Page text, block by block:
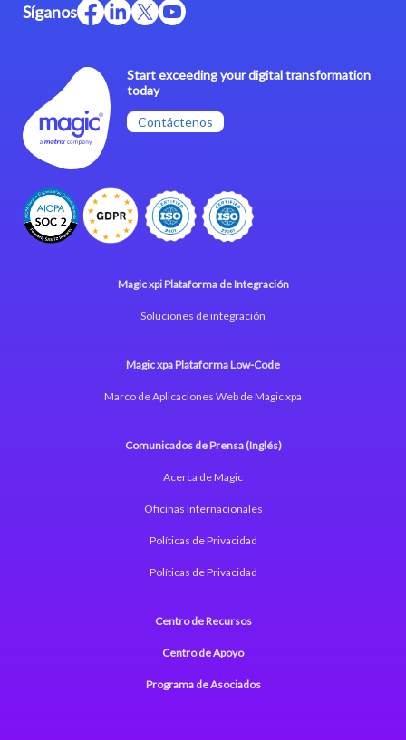
Start exceeding your digital transformation
today
Contáctenos
Síganos
Magic xpi Plataforma de Integración
Soluciones de integración
Magic xpa Plataforma Low-Code
Marco de Aplicaciones Web de Magic xpa
Comunicados de Prensa (Inglés)
Acerca de Magic
Oficinas Internacionales
Políticas de Privacidad
Políticas de Privacidad
Centro de Recursos
Centro de Apoyo
Programa de Asociados